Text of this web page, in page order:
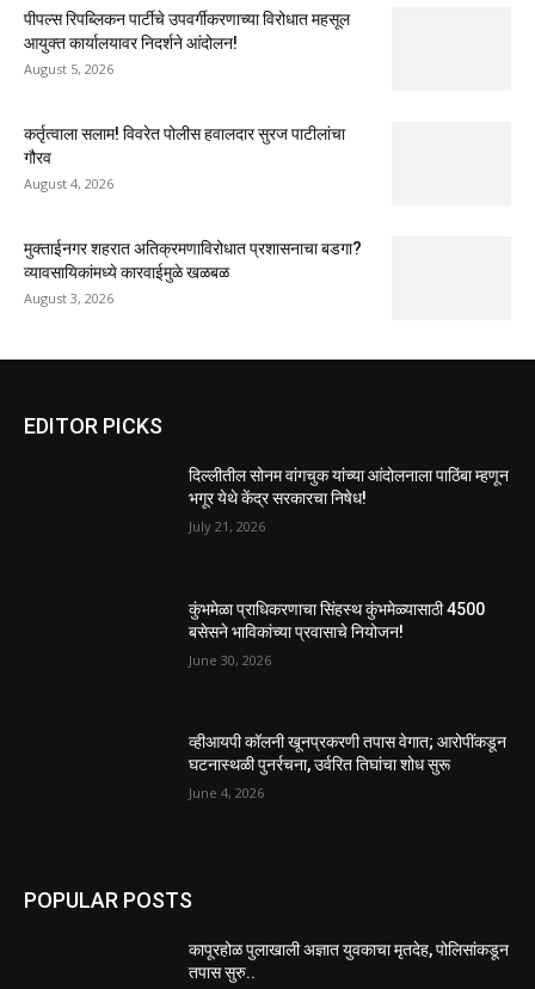
पीपल्स रिपब्लिकन पार्टीचे उपवर्गीकरणाच्या विरोधात महसूल
आयुक्त कार्यालयावर निदर्शने आंदोलन!
August 5, 2026
कर्तृत्वाला सलाम! विवरेत पोलीस हवालदार सुरज पाटीलांचा
गौरव
August 4, 2026
मुक्ताईनगर शहरात अतिक्रमणाविरोधात प्रशासनाचा बडगा?
व्यावसायिकांमध्ये कारवाईमुळे खळबळ
August 3, 2026
EDITOR PICKS
दिल्लीतील सोनम वांगचुक यांच्या आंदोलनाला पाठिंबा म्हणून
भगूर येथे केंद्र सरकारचा निषेध!
July 21, 2026
कुंभमेळा प्राधिकरणाचा सिंहस्थ कुंभमेळ्यासाठी 4500
बसेसने भाविकांच्या प्रवासाचे नियोजन!
June 30, 2026
व्हीआयपी कॉलनी खूनप्रकरणी तपास वेगात; आरोपींकडून
घटनास्थळी पुनर्रचना, उर्वरित तिघांचा शोध सुरू
June 4, 2026
POPULAR POSTS
कापूरहोळ पुलाखाली अज्ञात युवकाचा मृतदेह, पोलिसांकडून
तपास सुरु..